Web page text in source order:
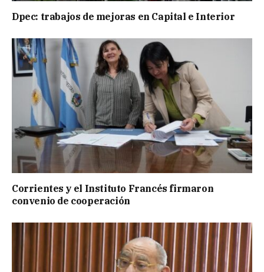
Dpec: trabajos de mejoras en Capital e Interior
Corrientes y el Instituto Francés firmaron
convenio de cooperación